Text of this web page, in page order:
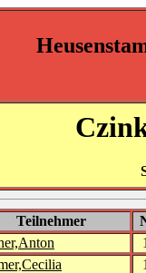
Teilnehmer